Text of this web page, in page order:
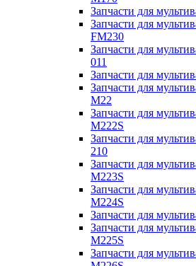
Запчасти для
Запчасти для
FM230
Запчасти для
011
Запчасти для
Запчасти для
M22
Запчасти для
M222S
Запчасти для
210
Запчасти для
M223S
Запчасти для
M224S
Запчасти для
Запчасти для
M225S
Запчасти для